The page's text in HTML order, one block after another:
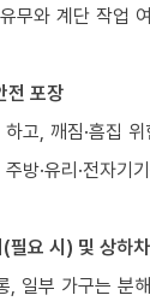
무와 계단 작업
전 포장
고, 깨짐·흠집
방·유리·전자기
필요 시) 및 상하차
, 일부 가구는 분